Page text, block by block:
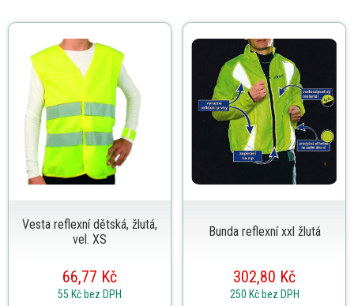
Vesta reflexní dětská, žlutá,
vel. XS
66,77 Kč
55 Kč bez DPH
Bunda reflexní xxl žlutá
302,80 Kč
250 Kč bez DPH